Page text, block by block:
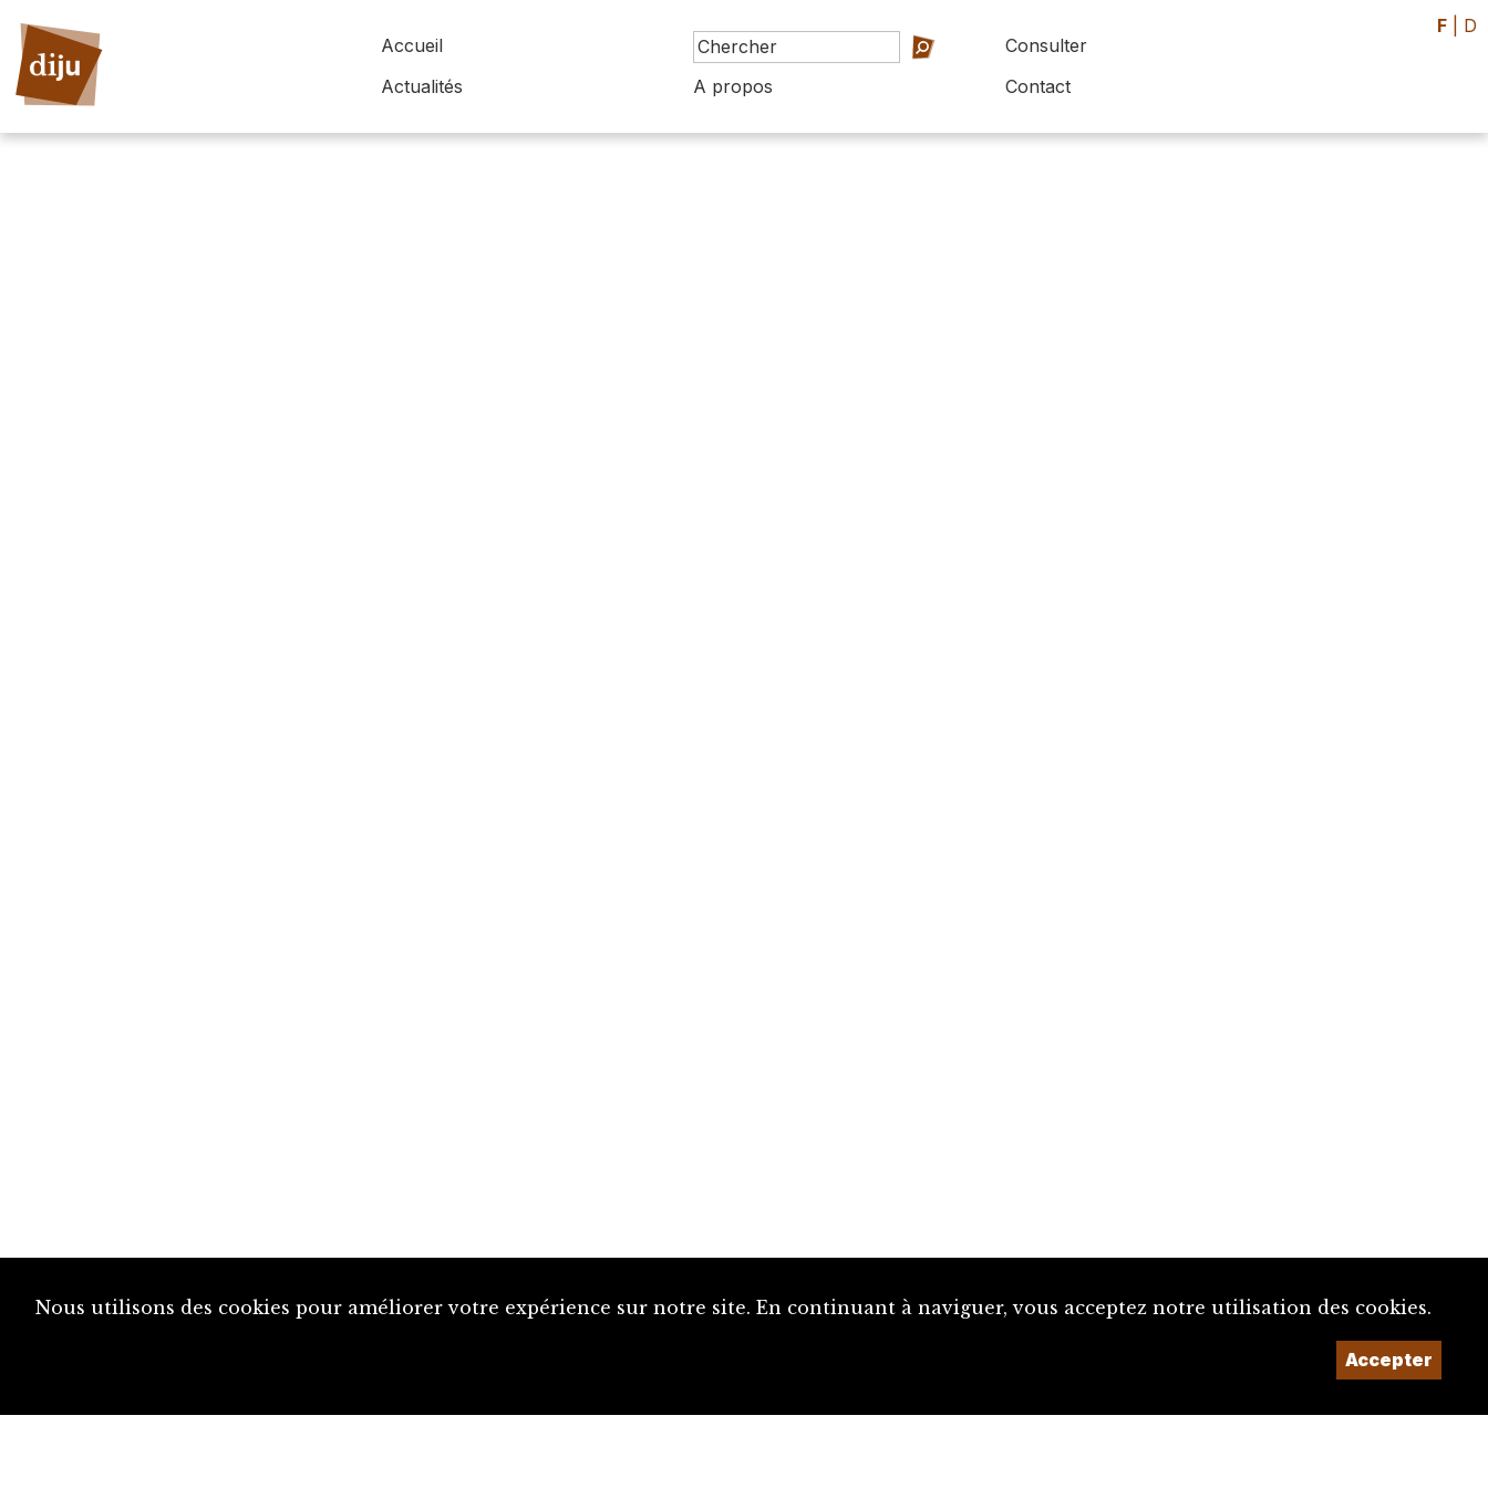
Accueil
Consulter
Actualités
A propos Contact
F D
Nous utilisons des cookies pour améliorer votre expérience sur notre site. En continuant à naviguer, vous acceptez notre utilisation des cookies.
Accepter